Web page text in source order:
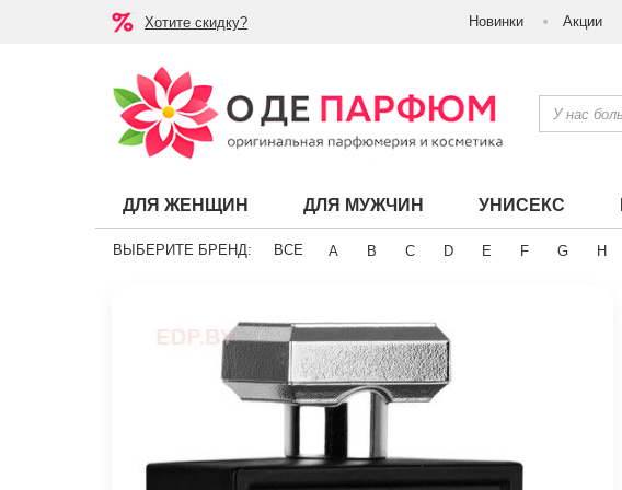
Хотите скидку? Новинки Акции
ДЛЯ ЖЕНЩИН ДЛЯ МУЖЧИН УНИСЕКС
ВЫБЕРИТЕ БРЕНД: ВСЕ A B C D E F G H